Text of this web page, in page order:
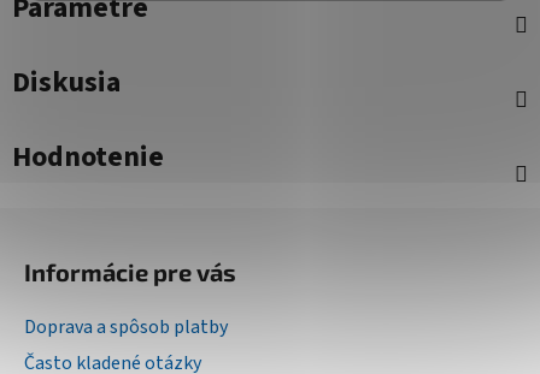
Diskusia
Hodnotenie
Informácie pre vás
Doprava a spôsob platby
Často kladené otázky